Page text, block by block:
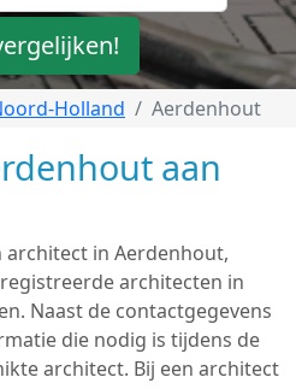
Holland Aerdenhout
aan
architect in Aerdenhout,
architecten in
Naast de contactgegevens
die nodig is tijdens de
architect. Bij een architect